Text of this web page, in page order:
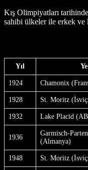
Kış Olimpiyatları
sahibi ülkeler ile erkek ve
Yıl
1924 Chamonix
1928 St. Moritz
1932 Lake Placid
1936
Garmisch-
(Almanya)
1948 St. Moritz